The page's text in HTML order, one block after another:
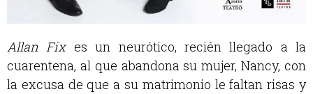
Allan Fix es un neurótico, recién llegado a la
cuarentena, al que abandona su mujer, Nancy, con
la excusa de que a su matrimonio le faltan risas y